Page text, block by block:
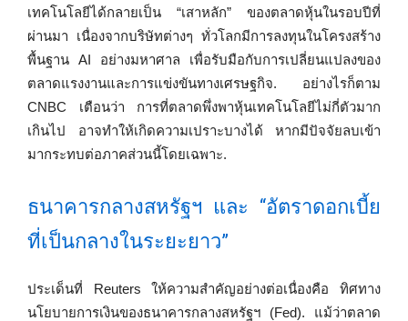
เทคโนโลยีได้กลายเป็น “เสาหลัก” ของตลาดหุ้นในรอบปีที่
ผ่านมา เนื่องจากบริษัทต่างๆ ทั่วโลกมีการลงทุนในโครงสร้าง
พื้นฐาน AI อย่างมหาศาล เพื่อรับมือกับการเปลี่ยนแปลงของ
ตลาดแรงงานและการแข่งขันทางเศรษฐกิจ. อย่างไรก็ตาม
CNBC เตือนว่า การที่ตลาดพึ่งพาหุ้นเทคโนโลยีไม่กี่ตัวมาก
เกินไป อาจทำให้เกิดความเปราะบางได้ หากมีปัจจัยลบเข้า
มากระทบต่อภาคส่วนนี้โดยเฉพาะ.
ธนาคารกลางสหรัฐฯ และ “อัตราดอกเบี้ย
ที่เป็นกลางในระยะยาว”
ประเด็นที่ Reuters ให้ความสำคัญอย่างต่อเนื่องคือ ทิศทาง
นโยบายการเงินของธนาคารกลางสหรัฐฯ (Fed). แม้ว่าตลาด